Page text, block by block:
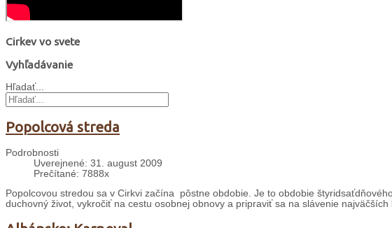
Cirkev vo svete
Vyhľadávanie
Hľadať...
Popolcová streda
Podrobnosti
Uverejnené: 31. august 2009
Prečítané: 7888x
Popolcovou stredou sa v Cirkvi začína pôstne obdobie. Je to obdobie
duchovný život, vykročiť na cestu osobnej obnovy a pripraviť sa na slávenie